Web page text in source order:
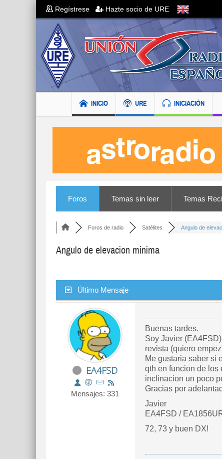
Regístrese Hazte socio de URE
INICIO URE INICIACIÓN
Foros Temas sin leer Temas
Foros de radio Satélites Angulo de
Angulo de elevacion minima
Último Mensaje
EA4FSD
Mensajes: 331
Buenas tardes.
Soy Javier
revista (quiero
Me gustaria saber si
qth en funcion de los
inclinacion un poco
Gracias por
Javier
EA4FSD /
72, 73 y buen DX!